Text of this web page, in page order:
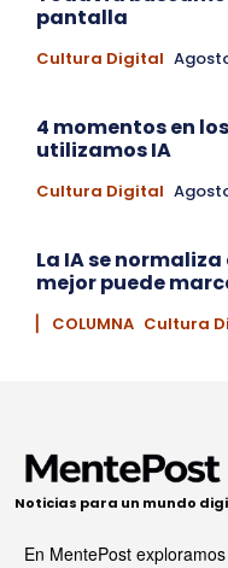
pantalla
Cultura Digital
4 momentos en
utilizamos IA
Cultura Digital
La IA se
mejor puede
▏ COLUMNA Cultura
Noticias para un mundo
En MentePost